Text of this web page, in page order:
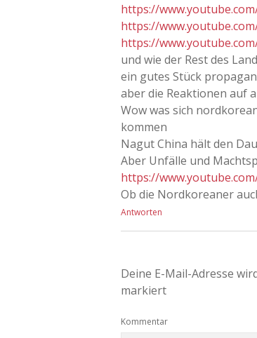
https://
https://
https://
und wie der Rest des
ein gutes Stück
aber die Reaktionen auf
Wow was sich
kommen
Nagut China hält den
Aber Unfälle und
https://
Ob die Nordkoreaner
Antworten
Deine E-Mail-Adresse
markiert
Kommentar